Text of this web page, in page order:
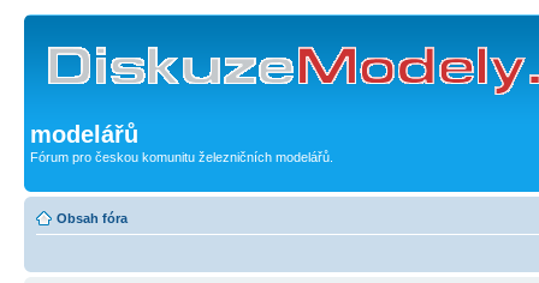
modelářů
Fórum pro českou komunitu železničních modelářů.
Obsah fóra